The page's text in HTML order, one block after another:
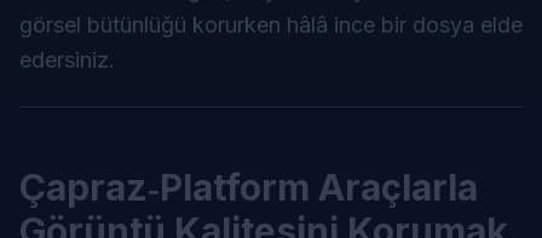
görsel bütünlüğü korurken hâlâ ince bir dosya elde
edersiniz.
Çapraz‑Platform Araçlarla